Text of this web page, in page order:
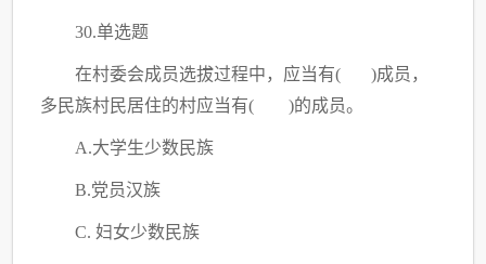
30.单选题
在村委会成员选拔过程中，应当有( )成员，
多民族村民居住的村应当有( )的成员。
A.大学生少数民族
B.党员汉族
C. 妇女少数民族